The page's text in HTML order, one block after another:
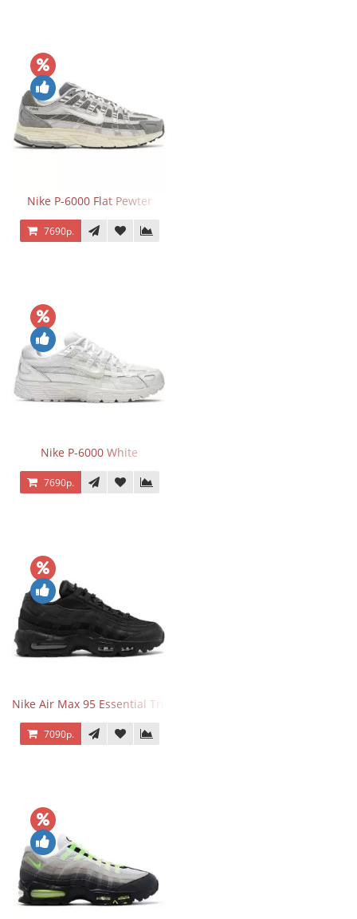
Nike P-6000 Flat Pewter
7690р.
Nike P-6000 White
7690р.
Nike Air Max 95 Essential Triple Black
7090р.